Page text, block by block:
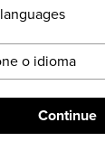
Continue
후로 부터 9월
사이국제공항
한 막대한 피
기술력과 열
리고 간사이
으로 정리했